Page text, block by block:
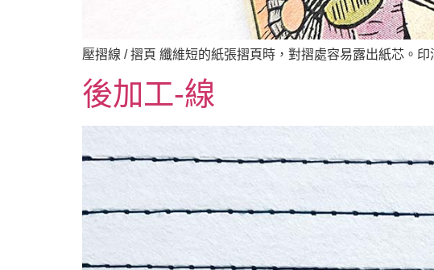
壓摺線 / 摺頁 纖維短的紙張摺頁時，對摺處容易露出紙芯。
後加工-線